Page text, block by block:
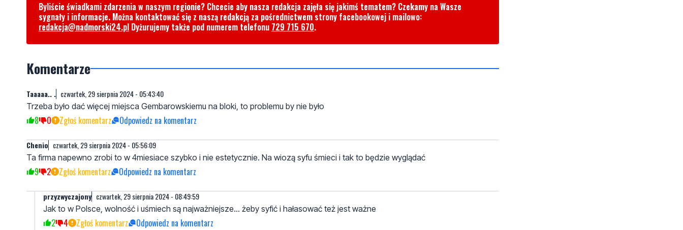
Byliście świadkami zdarzenia w naszym regionie? Chcecie aby nasza redakcja zajęła się jakimś tematem? Czekamy na Wasze
sygnały i informacje. Można kontaktować się z naszą redakcją za pośrednictwem strony facebookowej i mailowo:
redakcja@nadmorski24.pl Dyżurujemy także pod numerem telefonu 729 715 670.
Komentarze
Taaaaa.. . czwartek, 29 sierpnia 2024 - 05:43:40
Trzeba było dać więcej miejsca Gembarowskiemu na bloki, to problemu by nie było
8 0 Zgłoś komentarz Odpowiedz na komentarz
Chenio czwartek, 29 sierpnia 2024 - 05:56:09
Ta firma napewno zrobi to w 4miesiace szybko i nie estetycznie. Na wiozą syfu śmieci i tak to będzie wyglądać
9 2 Zgłoś komentarz Odpowiedz na komentarz
przyzwyczajony czwartek, 29 sierpnia 2024 - 08:49:59
Jak to w Polsce, wolność i uśmiech są najważniejsze... żeby syfić i hałasować też jest ważne
2 4 Zgłoś komentarz Odpowiedz na komentarz